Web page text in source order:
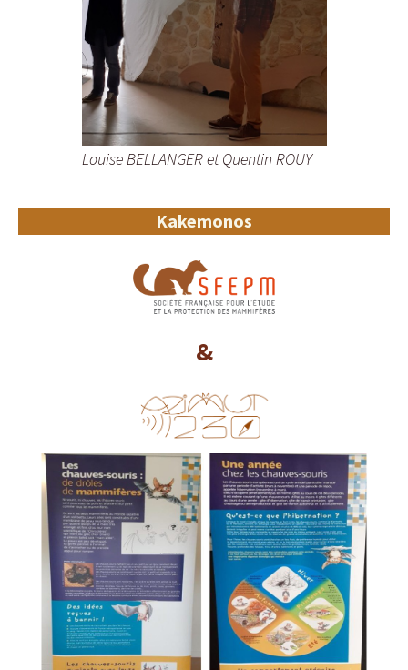
Louise BELLANGER et Quentin ROUY
Kakemonos
&